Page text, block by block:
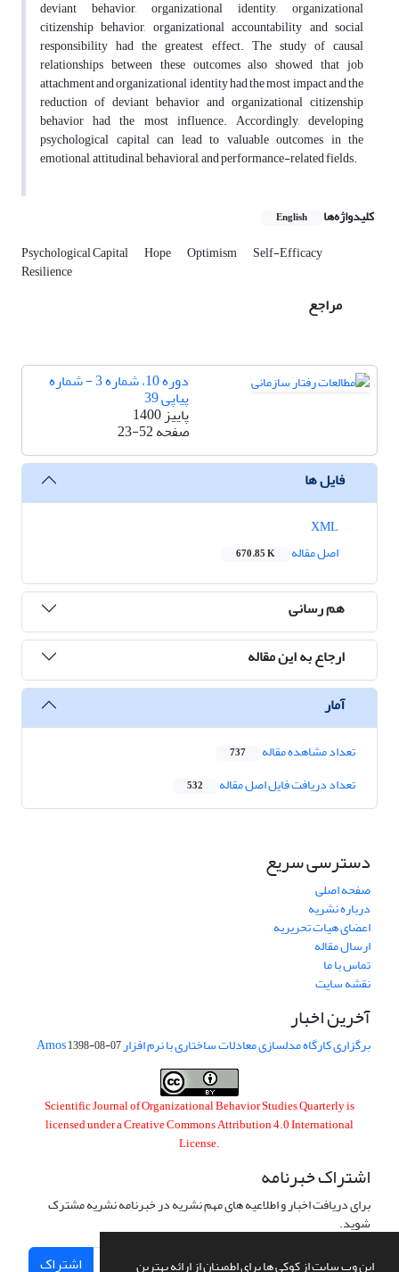
این وب سایت از کوکی ها برای اطمینان از ارائه بهترین
deviant behavior, organizational identity, organizational
citizenship behavior, organizational accountability and social
responsibility had the greatest effect. The study of causal
relationships between these outcomes also showed that job
attachment and organizational identity had the most impact and the
reduction of deviant behavior and organizational citizenship
behavior had the most influence. Accordingly, developing
psychological capital can lead to valuable outcomes in the
emotional, attitudinal, behavioral, and performance-related fields.
کلیدواژه‌ها English
Psychological Capital Hope Optimism Self-Efficacy
Resilience
مراجع
دوره 10، شماره 3 - شماره
پیاپی 39
پاییز 1400
صفحه23-52
فایل ها
اصل مقاله
670.85 K
هم رسانی
ارجاع به این مقاله
آمار
تعداد مشاهده مقاله 737
تعداد دریافت فایل اصل مقاله 532
دسترسی سریع
صفحه اصلی
درباره نشریه
اعضای هیات تحریریه
ارسال مقاله
تماس با ما
نقشه سایت
آخرین اخبار
برگزاری کارگاه مدلسازی معادلات ساختاری با نرم افزار Amos1398-08-07
Scientific Journal of Organizational Behavior Studies Quarterly is
licensed under aCreative Commons Attribution 4.0 International
License.
اشتراک خبرنامه
برای دریافت اخبار و اطلاعیه های مهم نشریه در خبرنامه نشریه مشترک
شوید.
اشتراک